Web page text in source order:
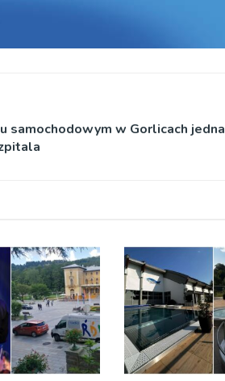
samochodowym w Gorlicach